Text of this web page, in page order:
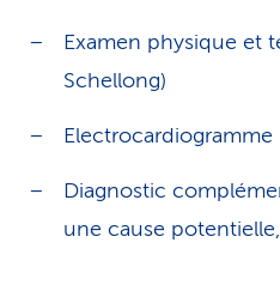
Examen physique et
Schellong)
Electrocardiogramme
Diagnostic
une cause